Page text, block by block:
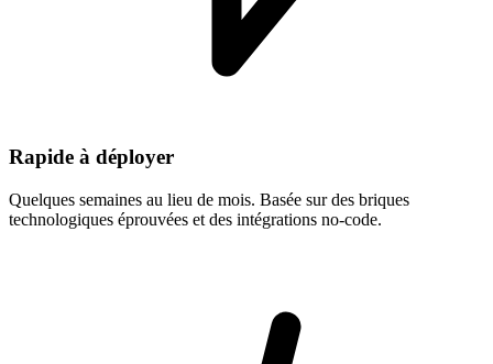
Rapide à déployer
Quelques semaines au lieu de mois. Basée sur des briques
technologiques éprouvées et des intégrations no-code.